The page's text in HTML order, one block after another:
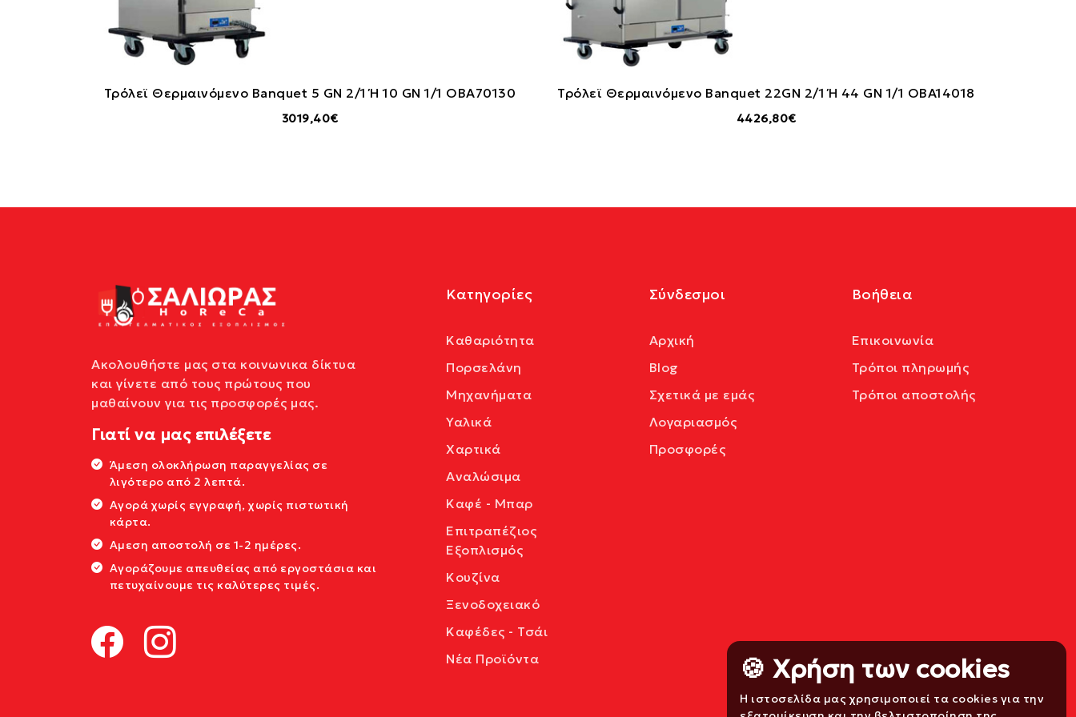
🍪 Χρήση των cookies
Η ιστοσελίδα μας χρησιμοποιεί τα cookies για την
Τρόλεϊ Θερμαινόμενο Banquet 5 GN 2/1 Ή 10 GN 1/1 OBA70130
3019,40€
Τρόλεϊ Θερμαινόμενο Banquet 22GN 2/1 Ή 44 GN 1/1 OBA14018
4426,80€
Ακολουθήστε μας στα κοινωνικα δίκτυα
και γίνετε από τους πρώτους που
μαθαίνουν για τις προσφορές μας.
Γιατί να μας επιλέξετε
Άμεση ολοκλήρωση παραγγελίας σε
λιγότερο από 2 λεπτά.
Αγορά χωρίς εγγραφή, χωρίς πιστωτική
κάρτα.
Αμεση αποστολή σε 1-2 ημέρες.
Αγοράζουμε απευθείας από εργοστάσια και
πετυχαίνουμε τις καλύτερες τιμές.
Κατηγορίες
Καθαριότητα
Πορσελάνη
Μηχανήματα
Υαλικά
Χαρτικά
Αναλώσιμα
Καφέ - Μπαρ
Επιτραπέζιος
Εξοπλισμός
Κουζίνα
Ξενοδοχειακό
Καφέδες - Τσάι
Νέα Προϊόντα
Σύνδεσμοι
Αρχική
Blog
Σχετικά με εμάς
Λογαριασμός
Προσφορές
Βοήθεια
Επικοινωνία
Τρόποι πληρωμής
Τρόποι αποστολής